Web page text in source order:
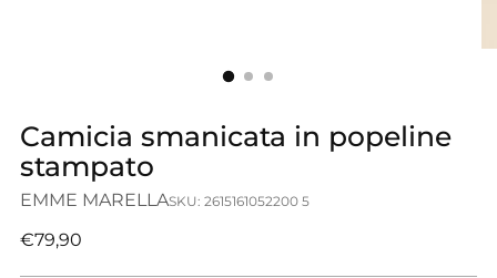
Camicia smanicata in popeline
stampato
EMME MARELLASKU: 2615161052200 5
Prezzo
€79,90